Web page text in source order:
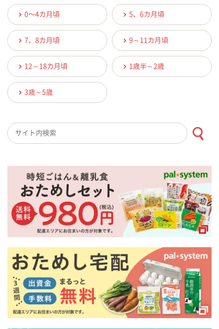
0〜4カ月頃 5、6カ月頃
7、8カ月頃 9～11カ月頃
12～18カ月頃 1歳半～2歳
3歳～5歳
検索キーワード入力